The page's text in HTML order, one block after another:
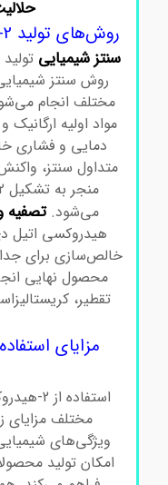
روش‌های تولید 2-هیدروکسی اتیل دی سولفید
سنتز شیمیایی
روش سنتز
مختلف انجام
مواد اولیه ارگانیک و
دمایی و فشاری
متداول سنتز، واکنش
می‌شود.تصفیه و
هیدروکسی اتیل دی
خالص‌سازی برای جدا
محصول نهایی
تقطیر،
استفاده از
مختلف مزایای
ویژگی‌های شیمیایی
امکان تولید محصولات